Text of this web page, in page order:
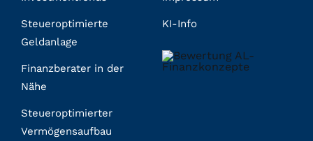
Steueroptimierte
Geldanlage
Finanzberater in der
Nähe
Steueroptimierter
Vermögensaufbau
KI-Info